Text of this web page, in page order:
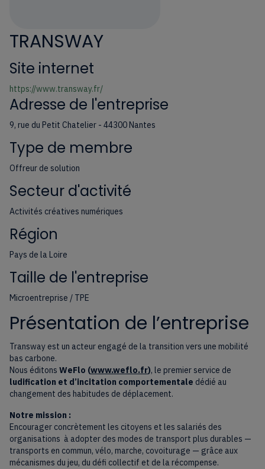
TRANSWAY
Site internet
https://www.transway.fr/
Adresse de l'entreprise
9, rue du Petit Chatelier - 44300 Nantes
Type de membre
Offreur de solution
Secteur d'activité
Activités créatives numériques
Région
Pays de la Loire
Taille de l'entreprise
Microentreprise / TPE
Présentation de l’entreprise
Transway est un acteur engagé de la transition vers une mobilité
bas carbone.
Nous éditons WeFlo (www.weflo.fr), le premier service de
ludification et d’incitation comportementale dédié au
changement des habitudes de déplacement.
Notre mission :
Encourager concrètement les citoyens et les salariés des
organisations à adopter des modes de transport plus durables —
transports en commun, vélo, marche, covoiturage — grâce aux
mécanismes du jeu, du défi collectif et de la récompense.